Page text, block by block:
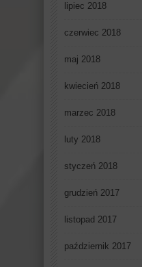
lipiec 2018
czerwiec 2018
maj 2018
kwiecień 2018
marzec 2018
luty 2018
styczeń 2018
grudzień 2017
listopad 2017
październik 2017